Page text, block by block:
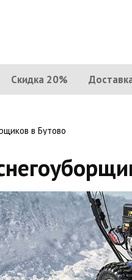
Скидка 20%
в Бутово